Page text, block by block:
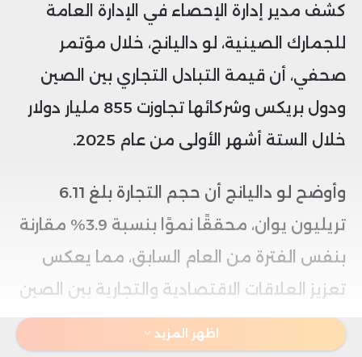
كشف مدير إدارة الإحصاء في الإدارة العامة
للجمارك الصينية، لو داليانج، خلال مؤتمر
صحفي، أن قيمة التبادل التجاري بين الصين
ودول بريكس وشركائها تجاوزت 855 مليار دولار
خلال الستة أشهر الأولى من عام 2025.
وأوضح لو داليانج أن حجم التجارة بلغ 6.11
تريليون يوان، محققًا نموًا بنسبة 3.9% مقارنة
بنفس الفترة من العام السابق، مما يعكس
تعزيز العلاقات الاقتصادية والتجارية بين الصين
وهذه الدول.
اظهر المزيد